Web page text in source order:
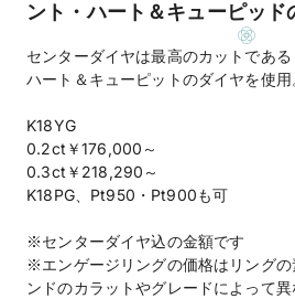
ント・ハート＆キューピッド
センターダイヤは最高のカットであ
ハート＆キューピットのダイヤを使用
K18YG
0.2ct￥176,000～
0.3ct￥218,290～
K18PG、Pt950・Pt900も可
※センターダイヤ込の金額です
※エンゲージリングの価格はリング
ンドのカラットやグレードによって異